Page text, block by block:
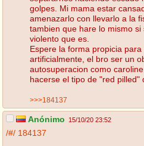
golpes. Mi mama estar
amenazarlo con llevarlo a la
tambien que hare lo mismo
violento que es.
Espere la forma propicia
artificialmente, el bro ser un
autosuperacion como
hacerse el tipo de "red pilled"
>>>184137
Anónimo 15/10/20 23:52
/#/ 184137